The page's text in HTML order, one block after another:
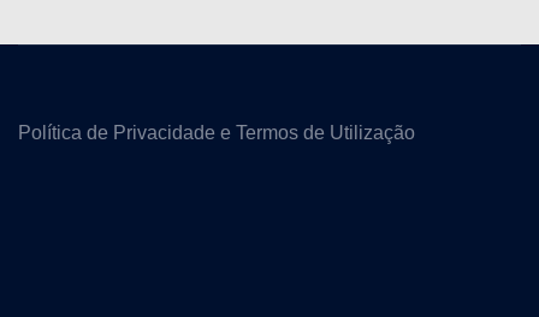
Política de Privacidade e Termos de Utilização